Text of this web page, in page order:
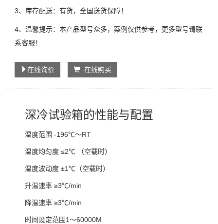
3、库存配送：有货，全国送货保障！
4、温馨提示：本产品型号众多，案例仅供参考，更多型号请联
系客服！
在线询价 在线购买
深冷试验箱的性能与配置
温度范围 -196℃～RT
温度均匀度 ≤2℃ （空载时）
温度波动度 ±1℃（空载时）
升温速率 ≥3℃/min
降温速率 ≥3℃/min
时间设定范围1～60000M